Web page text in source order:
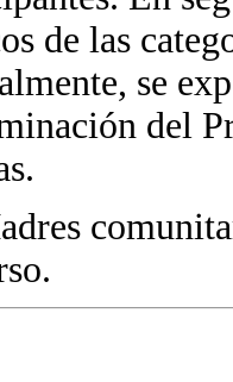
de las
se
del